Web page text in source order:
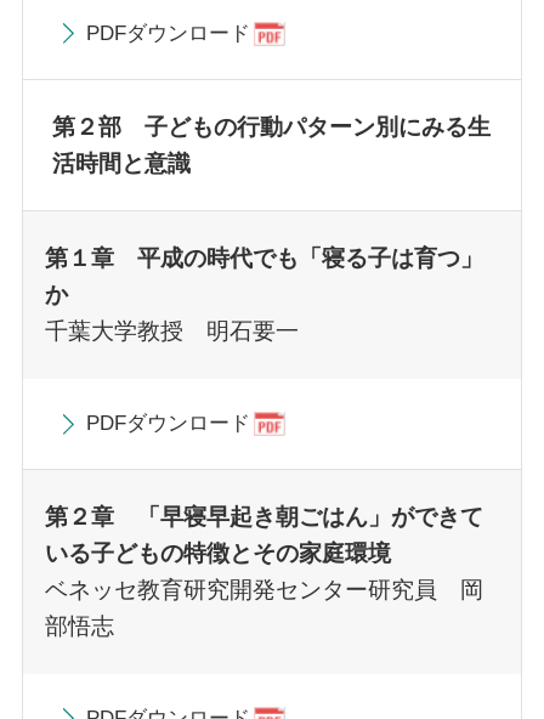
PDFダウンロード
第２部 子どもの行動パターン別にみる生
活時間と意識
第１章 平成の時代でも「寝る子は育つ」
か
千葉大学教授 明石要一
PDFダウンロード
第２章 「早寝早起き朝ごはん」ができて
いる子どもの特徴とその家庭環境
ベネッセ教育研究開発センター研究員 岡
部悟志